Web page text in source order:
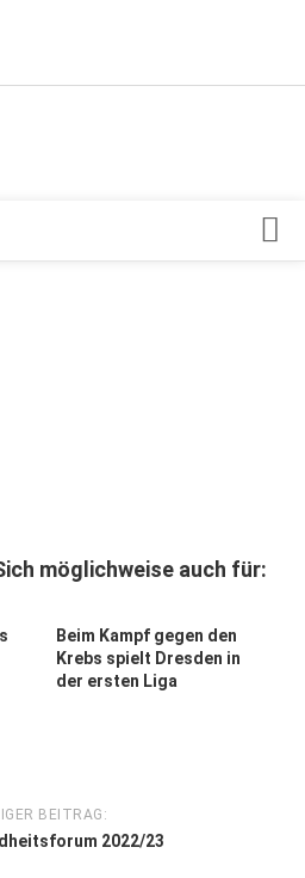
möglichweise auch für:
Beim Kampf gegen den
Krebs spielt Dresden in
der ersten Liga
BEITRAG:
2022/23